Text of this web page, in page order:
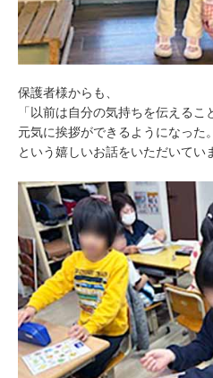
保護者様からも、
「以前は自分の気持ちを伝える
元気に挨拶ができるようになった
という嬉しいお話をいただいてい